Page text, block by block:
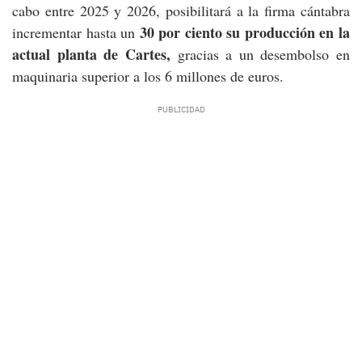
cabo entre 2025 y 2026, posibilitará a la firma cántabra
incrementar hasta un 30 por ciento su producción en la
actual planta de Cartes, gracias a un desembolso en
maquinaria superior a los 6 millones de euros.